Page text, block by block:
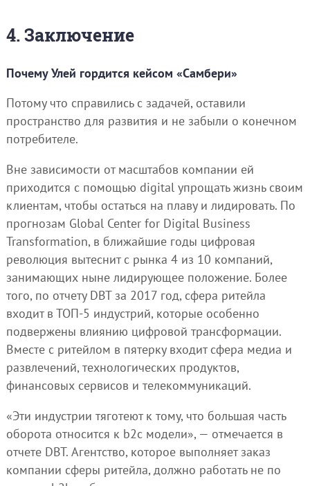
4. Заключение
Почему Улей гордится кейсом «Самбери»
Потому что справились с задачей, оставили
пространство для развития и не забыли о конечном
потребителе.
Вне зависимости от масштабов компании ей
приходится с помощью digital упрощать жизнь своим
клиентам, чтобы остаться на плаву и лидировать. По
прогнозам Global Center for Digital Business
Transformation, в ближайшие годы цифровая
революция вытеснит с рынка 4 из 10 компаний,
занимающих ныне лидирующее положение. Более
того, по отчету DBT за 2017 год, сфера ритейла
входит в ТОП-5 индустрий, которые особенно
подвержены влиянию цифровой трансформации.
Вместе с ритейлом в пятерку входит сфера медиа и
развлечений, технологических продуктов,
финансовых сервисов и телекоммуникаций.
«Эти индустрии тяготеют к тому, что большая часть
оборота относится к b2c модели», — отмечается в
отчете DBT. Агентство, которое выполняет заказ
компании сферы ритейла, должно работать не по